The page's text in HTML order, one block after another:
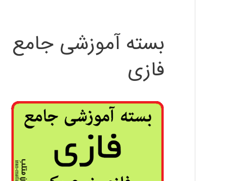
بسته آموزشی جامع
فازی